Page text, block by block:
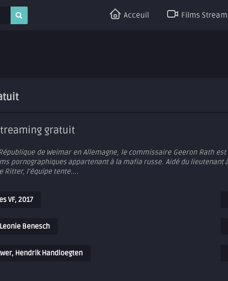
Acceuil Films
gratuit
de Weimar en Allemagne, le commissaire Geeron Rath
pornographiques appartenant à la mafia russe. Aidé du lieutenant
Ritter, l'équipe tente....
VF, 2017
Benesch
Hendrik Handloegten